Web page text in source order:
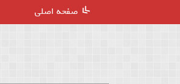
صفحه اصلی